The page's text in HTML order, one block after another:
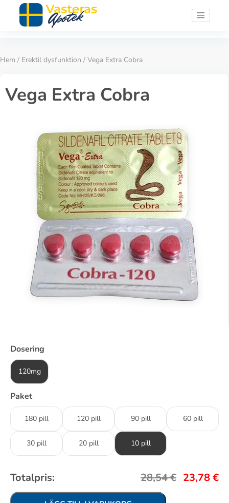
Hem / Erektil dysfunktion / Vega Extra Cobra
Vega Extra Cobra
Dosering
120mg
Paket
180 pill 120 pill 90 pill 60 pill
30 pill 20 pill 10 pill
Totalpris: 28,54€ 23,78€